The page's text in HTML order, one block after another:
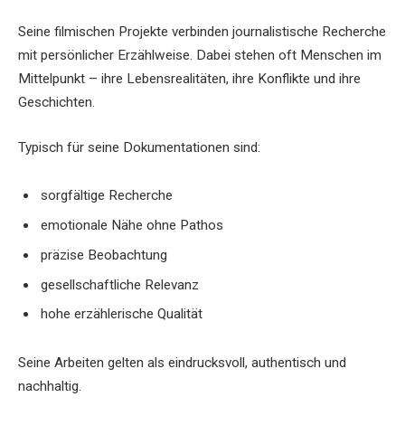
Seine filmischen Projekte verbinden journalistische Recherche
mit persönlicher Erzählweise. Dabei stehen oft Menschen im
Mittelpunkt – ihre Lebensrealitäten, ihre Konflikte und ihre
Geschichten.
Typisch für seine Dokumentationen sind:
sorgfältige Recherche
emotionale Nähe ohne Pathos
präzise Beobachtung
gesellschaftliche Relevanz
hohe erzählerische Qualität
Seine Arbeiten gelten als eindrucksvoll, authentisch und
nachhaltig.